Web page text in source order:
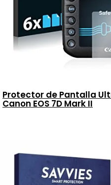
Protector de Pantalla
Canon EOS 7D Mark II